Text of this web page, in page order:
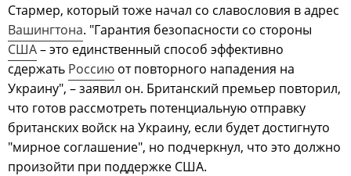
Стармер, который тоже начал со славословия в адрес
Вашингтона. "Гарантия безопасности со стороны
США– это единственный способ эффективно
сдержать Россию от повторного нападения на
Украину", – заявил он. Британский премьер повторил,
что готов рассмотреть потенциальную отправку
британских войск на Украину, если будет достигнуто
"мирное соглашение", но подчеркнул, что это должно
произойти при поддержке США.